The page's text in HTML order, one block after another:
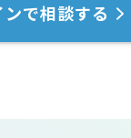
で相談する